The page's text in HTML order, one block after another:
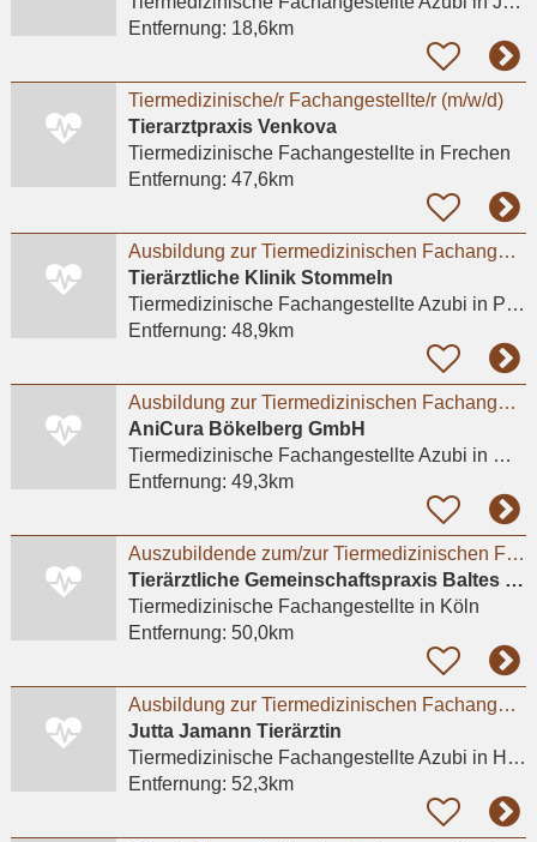
Entfernung: 18,6km
Tiermedizinische/r Fachangestellte/r (m/w/d)
Tierarztpraxis Venkova
Tiermedizinische Fachangestelltein Frechen
Entfernung: 47,6km
Ausbildung zur Tiermedizinischen Fachangestellten (m/w/d) ab August 2026
Tierärztliche Klinik Stommeln
Tiermedizinische Fachangestellte Azubi in Pulheim, Stommeln
Entfernung: 48,9km
Ausbildung zur Tiermedizinischen Fachangestellten (m/w/d) 2026 - Mönchengladbach / Bökelberg
AniCura Bökelberg GmbH
Tiermedizinische Fachangestellte Azubi in Mönchengladbach
Entfernung: 49,3km
Auszubildende zum/zur Tiermedizinischen Fachangestellten in Köln-Widdersdorf gesucht
Tierärztliche Gemeinschaftspraxis Baltes und Dr. Feith
Tiermedizinische Fachangestelltein Köln
Entfernung: 50,0km
Ausbildung zur Tiermedizinischen Fachangestellten
Jutta Jamann Tierärztin
Tiermedizinische Fachangestellte Azubi in Hürth, Hermülheim
Entfernung: 52,3km